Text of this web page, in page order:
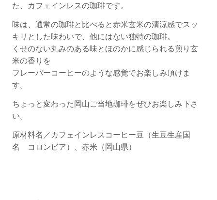
た、カフェインレスの珈琲です。
味は、通常の珈琲と比べると赤米玄米の清涼感でスッ
キリとした味わいで、他にはない独特の珈琲。
くせのない丸みのある味とほのかに感じられる煎り玄
米の香りを
フレーバーコーヒーのような感覚でお楽しみ頂けま
す。
ちょっと変わった岡山ご当地珈琲をぜひお楽しみ下さ
い。
原材料名／カフェインレスコーヒー豆（生豆生産国
名 コロンビア）、赤米（岡山県）